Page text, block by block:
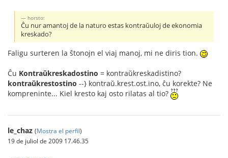
horsto:
Ĉu nur amantoj de la naturo estas kontraŭuloj de ekonomia
kreskado?
Faligu surteren la ŝtonojn el viaj manoj, mi ne diris tion.
Ĉu Kontraŭkreskadostino = kontraŭkreskadistino?
kontraŭkrestostino --} kontraŭ.krest.ost.ino, ĉu korekte? Ne
kompreninte... Kiel kresto kaj osto rilatas al tio?
le_chaz (Mostra el perfil)
19 de juliol de 2009 17.46.35